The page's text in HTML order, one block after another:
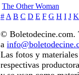
The Other Woman
# A B C D E F G H I J K
© Boletodecine.com.
a
Las fotos y
respectivas